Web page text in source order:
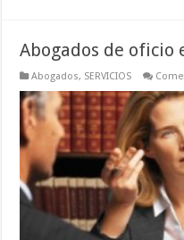
Abogados de oficio
Abogados, SERVICIOS